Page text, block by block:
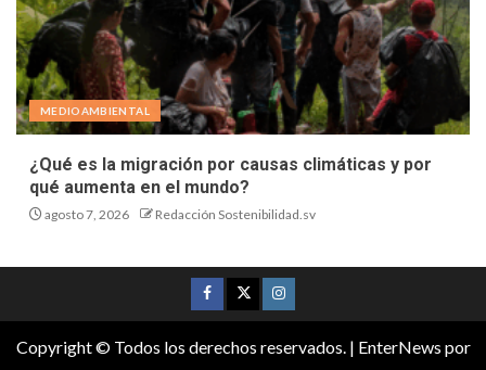
MEDIOAMBIENTAL
¿Qué es la migración por causas climáticas y por
qué aumenta en el mundo?
agosto 7, 2026 Redacción Sostenibilidad.sv
Copyright © Todos los derechos reservados. | EnterNews por